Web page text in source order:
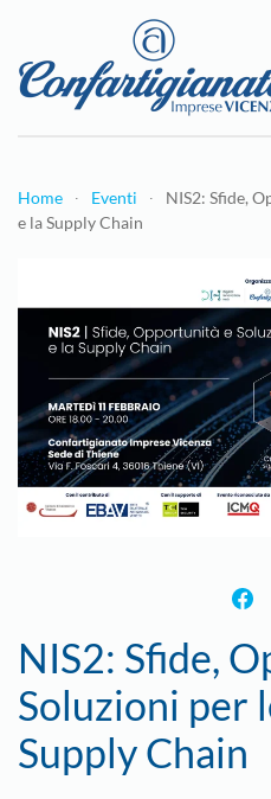
Passa al contenuto
Home Eventi
NIS2: Sfide,
e la Supply Chain
NIS2: Sfide,
Soluzioni per
Supply Chain